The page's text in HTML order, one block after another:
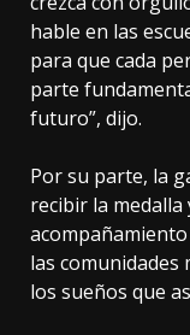
hable en las
para que cada
parte
futuro”, dijo.
Por su parte, la
recibir la medalla
las comunidades
los sueños que